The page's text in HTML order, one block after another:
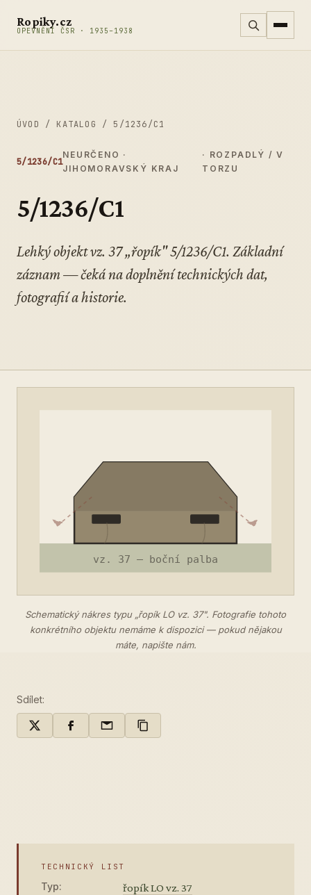
Ropiky.cz
OPEVNĚNÍ ČSR · 1935–1938
ÚVOD / KATALOG / 5/1236/C1
5/1236/C1
NEURČENO ·
JIHOMORAVSKÝ KRAJ
· ROZPADLÝ / V
TORZU
5/1236/C1
Lehký objekt vz. 37 „řopík" 5/1236/C1. Základní
záznam — čeká na doplnění technických dat,
fotografií a historie.
Schematický nákres typu „řopík LO vz. 37". Fotografie tohoto
konkrétního objektu nemáme k dispozici — pokud nějakou
máte, napište nám.
Sdílet:
TECHNICKÝ LIST
Typ: řopík LO vz. 37